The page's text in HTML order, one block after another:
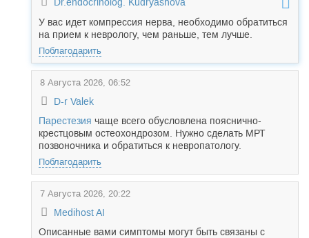
У вас идет компрессия нерва, необходимо обратиться
на прием к неврологу, чем раньше, тем лучше.
Поблагодарить
8 Августа 2026, 06:52
D-r Valek
Парестезия чаще всего обусловлена пояснично-
крестцовым остеохондрозом. Нужно сделать МРТ
позвоночника и обратиться к невропатологу.
Поблагодарить
7 Августа 2026, 20:22
Medihost AI
Описанные вами симптомы могут быть связаны с